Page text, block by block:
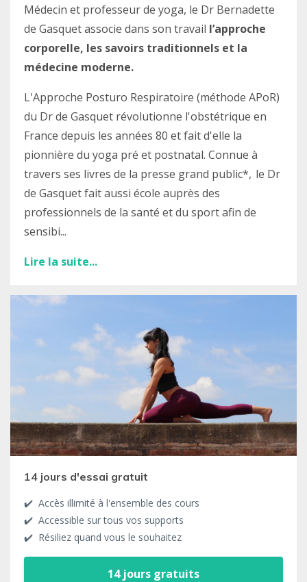
Médecin et professeur de yoga, le Dr Bernadette
de Gasquet associe dans son travail l’approche
corporelle, les savoirs traditionnels et la
médecine moderne.
L'Approche Posturo Respiratoire (méthode APoR)
du Dr de Gasquet révolutionne l'obstétrique en
France depuis les années 80 et fait d'elle la
pionnière du yoga pré et postnatal. Connue à
travers ses livres de la presse grand public*, le Dr
de Gasquet fait aussi école auprès des
professionnels de la santé et du sport afin de
sensibi...
Lire la suite...
14 jours d'essai gratuit
✔️ Accès illimité à l'ensemble des cours
✔️ Accessible sur tous vos supports
✔️ Résiliez quand vous le souhaitez
14 jours gratuits